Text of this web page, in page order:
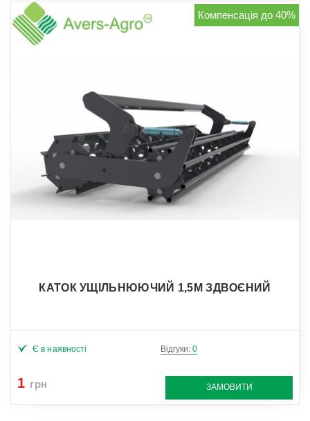
Компенсація до 40%
КАТОК УЩІЛЬНЮЮЧИЙ 1,5М ЗДВОЄНИЙ
Є в наявності Відгуки: 0
1 грн ЗАМОВИТИ